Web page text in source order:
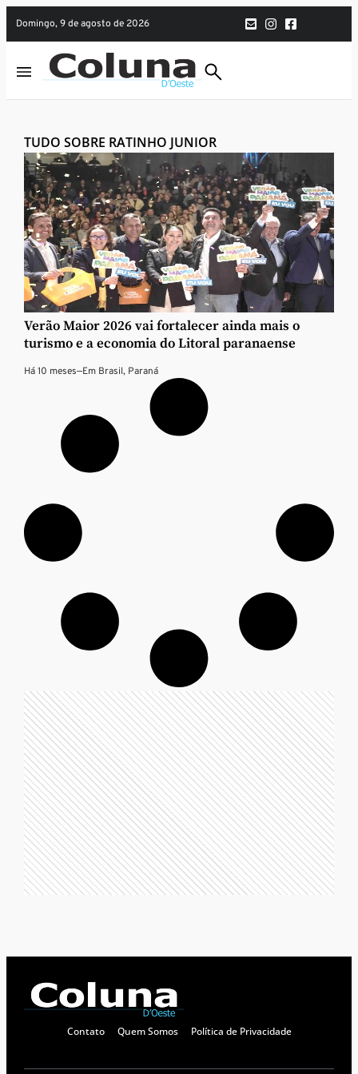
domingo, 9 de agosto de 2026
TUDO SOBRE RATINHO JUNIOR
Verão Maior 2026 vai fortalecer ainda mais o
turismo e a economia do Litoral paranaense
Há 10 meses—Em Brasil, Paraná
Contato Quem Somos Política de Privacidade